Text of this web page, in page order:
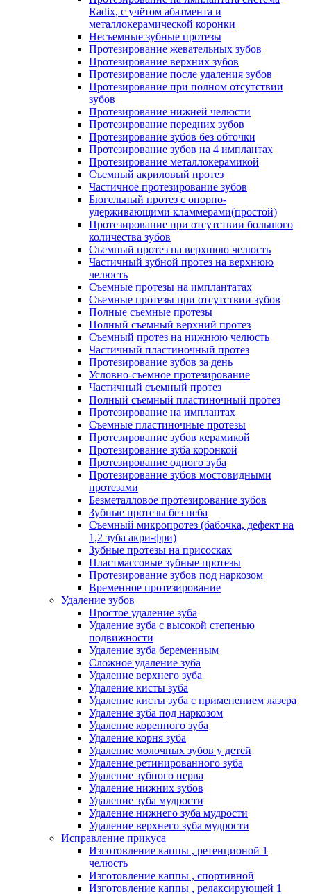
Radix, с учётом абатмента и
металлокерамической коронки
Несъемные зубные протезы
Протезирование жевательных зубов
Протезирование верхних зубов
Протезирование после удаления зубов
Протезирование при полном отсутствии
зубов
Протезирование нижней челюсти
Протезирование передних зубов
Протезирование зубов без обточки
Протезирование зубов на 4 имплантах
Протезирование металлокерамикой
Съемный акриловый протез
Частичное протезирование зубов
Бюгельный протез с опорно-
удерживающими кламмерами(простой)
Протезирование при отсутствии большого
количества зубов
Съемный протез на верхнюю челюсть
Частичный зубной протез на верхнюю
челюсть
Съемные протезы на имплантатах
Съемные протезы при отсутствии зубов
Полные съемные протезы
Полный съемный верхний протез
Съемный протез на нижнюю челюсть
Частичный пластиночный протез
Протезирование зубов за день
Условно-съемное протезирование
Частичный съемный протез
Полный съемный пластиночный протез
Протезирование на имплантах
Съемные пластиночные протезы
Протезирование зубов керамикой
Протезирование зуба коронкой
Протезирование одного зуба
Протезирование зубов мостовидными
протезами
Безметалловое протезирование зубов
Зубные протезы без неба
Съемный микропротез (бабочка, дефект на
1,2 зуба акри-фри)
Зубные протезы на присосках
Пластмассовые зубные протезы
Протезирование зубов под наркозом
Временное протезирование
Удаление зубов
Простое удаление зуба
Удаление зуба с высокой степенью
подвижности
Удаление зуба беременным
Сложное удаление зуба
Удаление верхнего зуба
Удаление кисты зуба
Удаление кисты зуба с применением лазера
Удаление зуба под наркозом
Удаление коренного зуба
Удаление корня зуба
Удаление молочных зубов у детей
Удаление ретинированного зуба
Удаление зубного нерва
Удаление нижних зубов
Удаление зуба мудрости
Удаление нижнего зуба мудрости
Удаление верхнего зуба мудрости
Исправление прикуса
Изготовление каппы , ретенционой 1
челюсть
Изготовление каппы , спортивной
Изготовление каппы , релаксирующей 1